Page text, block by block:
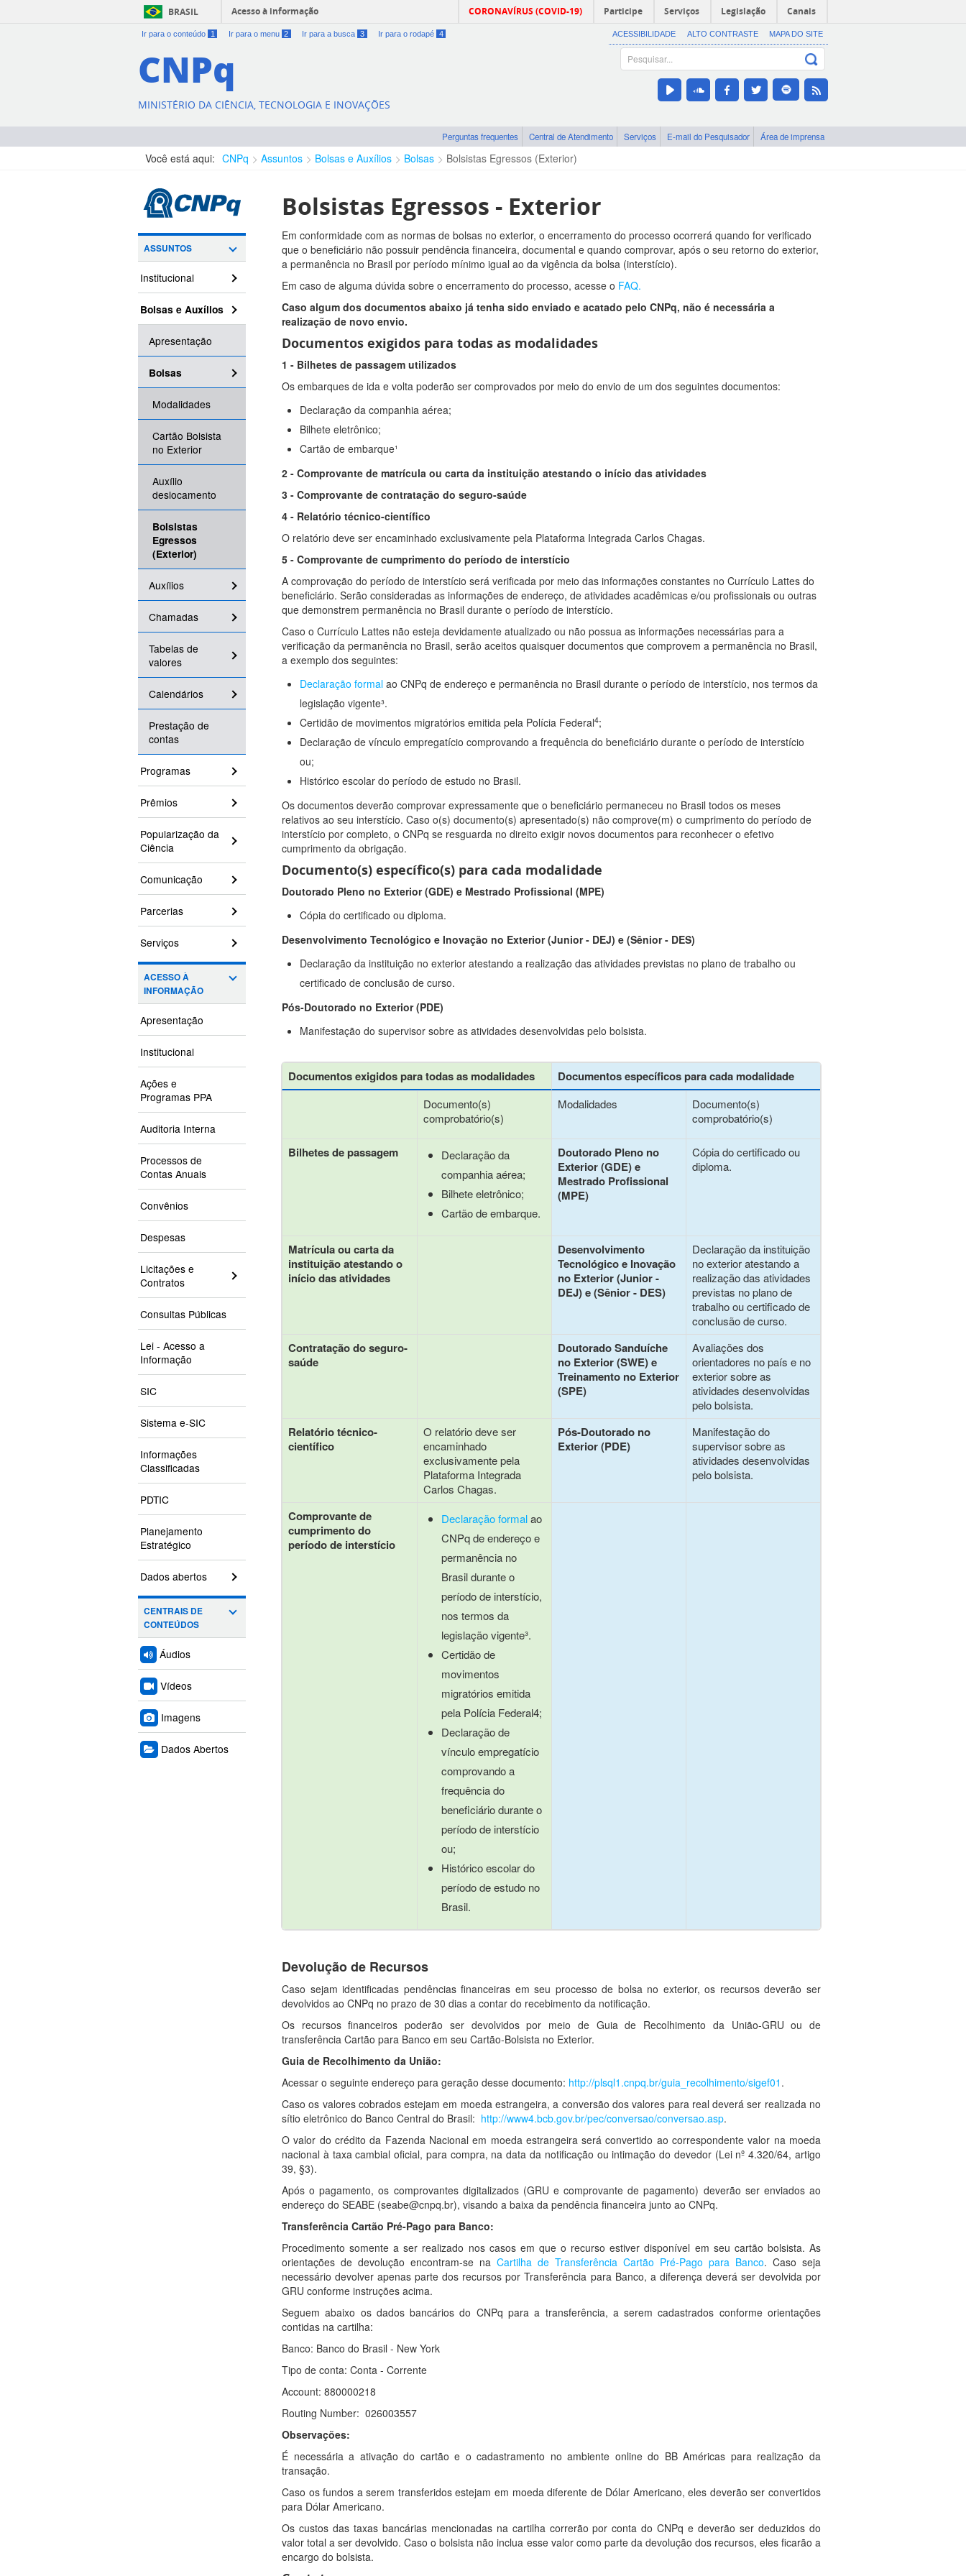
BRASIL Acesso à informação CORONAVÍRUS (COVID-19) Participe Serviços Legislação Canais
Ir para o conteúdo 1 Ir para o menu 2 Ir para a busca 3 Ir para o rodapé 4 ACESSIBILIDADE ALTO CONTRASTE MAPA DO SITE
CNPq
MINISTÉRIO DA CIÊNCIA, TECNOLOGIA E INOVAÇÕES
Perguntas frequentes Central de Atendimento Serviços E-mail do Pesquisador Área de imprensa
Você está aqui: CNPq Assuntos Bolsas e Auxílios Bolsas Bolsistas Egressos (Exterior)
ASSUNTOS
Institucional
Bolsas e Auxílios
Apresentação
Bolsas
Modalidades
Cartão Bolsista
no Exterior
Auxílio
deslocamento
Bolsistas
Egressos
(Exterior)
Auxílios
Chamadas
Tabelas de
valores
Calendários
Prestação de
contas
Programas
Prêmios
Popularização da
Ciência
Comunicação
Parcerias
Serviços
ACESSO À
INFORMAÇÃO
Apresentação
Institucional
Ações e
Programas PPA
Auditoria Interna
Processos de
Contas Anuais
Convênios
Despesas
Licitações e
Contratos
Consultas Públicas
Lei - Acesso a
Informação
SIC
Sistema e-SIC
Informações
Classificadas
PDTIC
Planejamento
Estratégico
Dados abertos
CENTRAIS DE
CONTEÚDOS
Áudios
Vídeos
Imagens
Dados Abertos
Bolsistas Egressos - Exterior
Em conformidade com as normas de bolsas no exterior, o encerramento do processo ocorrerá quando for verificado
que o beneficiário não possuir pendência financeira, documental e quando comprovar, após o seu retorno do exterior,
a permanência no Brasil por período mínimo igual ao da vigência da bolsa (interstício).
Em caso de alguma dúvida sobre o encerramento do processo, acesse o FAQ.
Caso algum dos documentos abaixo já tenha sido enviado e acatado pelo CNPq, não é necessária a
realização de novo envio.
Documentos exigidos para todas as modalidades
1 - Bilhetes de passagem utilizados
Os embarques de ida e volta poderão ser comprovados por meio do envio de um dos seguintes documentos:
Declaração da companhia aérea;
Bilhete eletrônico;
Cartão de embarque¹
2 - Comprovante de matrícula ou carta da instituição atestando o início das atividades
3 - Comprovante de contratação do seguro-saúde
4 - Relatório técnico-científico
O relatório deve ser encaminhado exclusivamente pela Plataforma Integrada Carlos Chagas.
5 - Comprovante de cumprimento do período de interstício
A comprovação do período de interstício será verificada por meio das informações constantes no Currículo Lattes do
beneficiário. Serão consideradas as informações de endereço, de atividades acadêmicas e/ou profissionais ou outras
que demonstrem permanência no Brasil durante o período de interstício.
Caso o Currículo Lattes não esteja devidamente atualizado ou não possua as informações necessárias para a
verificação da permanência no Brasil, serão aceitos quaisquer documentos que comprovem a permanência no Brasil,
a exemplo dos seguintes:
Declaração formal ao CNPq de endereço e permanência no Brasil durante o período de interstício, nos termos da
legislação vigente³.
Certidão de movimentos migratórios emitida pela Polícia Federal4;
Declaração de vínculo empregatício comprovando a frequência do beneficiário durante o período de interstício
ou;
Histórico escolar do período de estudo no Brasil.
Os documentos deverão comprovar expressamente que o beneficiário permaneceu no Brasil todos os meses
relativos ao seu interstício. Caso o(s) documento(s) apresentado(s) não comprove(m) o cumprimento do período de
interstício por completo, o CNPq se resguarda no direito exigir novos documentos para reconhecer o efetivo
cumprimento da obrigação.
Documento(s) específico(s) para cada modalidade
Doutorado Pleno no Exterior (GDE) e Mestrado Profissional (MPE)
Cópia do certificado ou diploma.
Desenvolvimento Tecnológico e Inovação no Exterior (Junior - DEJ) e (Sênior - DES)
Declaração da instituição no exterior atestando a realização das atividades previstas no plano de trabalho ou
certificado de conclusão de curso.
Pós-Doutorado no Exterior (PDE)
Manifestação do supervisor sobre as atividades desenvolvidas pelo bolsista.
Documentos exigidos para todas as modalidades Documentos específicos para cada modalidade
Documento(s)
comprobatório(s)
Modalidades
Documento(s)
comprobatório(s)
Bilhetes de passagem
Declaração da
companhia aérea;
Bilhete eletrônico;
Cartão de embarque.
Doutorado Pleno no
Exterior (GDE) e
Mestrado Profissional
(MPE)
Cópia do certificado ou
diploma.
Matrícula ou carta da
instituição atestando o
início das atividades
Desenvolvimento
Tecnológico e Inovação
no Exterior (Junior -
DEJ) e (Sênior - DES)
Declaração da instituição
no exterior atestando a
realização das atividades
previstas no plano de
trabalho ou certificado de
conclusão de curso.
Contratação do seguro-
saúde
Doutorado Sanduíche
no Exterior (SWE) e
Treinamento no Exterior
(SPE)
Avaliações dos
orientadores no país e no
exterior sobre as
atividades desenvolvidas
pelo bolsista.
Relatório técnico-
científico
O relatório deve ser
encaminhado
exclusivamente pela
Plataforma Integrada
Carlos Chagas.
Pós-Doutorado no
Exterior (PDE)
Manifestação do
supervisor sobre as
atividades desenvolvidas
pelo bolsista.
Comprovante de
cumprimento do
período de interstício
Declaração formalao
CNPq de endereço e
permanência no
Brasil durante o
período de interstício,
nos termos da
legislação vigente³.
Certidão de
movimentos
migratórios emitida
pela Polícia Federal4;
Declaração de
vínculo empregatício
comprovando a
frequência do
beneficiário durante o
período de interstício
ou;
Histórico escolar do
período de estudo no
Brasil.
Devolução de Recursos
Caso sejam identificadas pendências financeiras em seu processo de bolsa no exterior, os recursos deverão ser
devolvidos ao CNPq no prazo de 30 dias a contar do recebimento da notificação.
Os recursos financeiros poderão ser devolvidos por meio de Guia de Recolhimento da União-GRU ou de
transferência Cartão para Banco em seu Cartão-Bolsista no Exterior.
Guia de Recolhimento da União:
Acessar o seguinte endereço para geração desse documento: http://plsql1.cnpq.br/guia_recolhimento/sigef01 .
Caso os valores cobrados estejam em moeda estrangeira, a conversão dos valores para real deverá ser realizada no
sítio eletrônico do Banco Central do Brasil: http://www4.bcb.gov.br/pec/conversao/conversao.asp.
O valor do crédito da Fazenda Nacional em moeda estrangeira será convertido ao correspondente valor na moeda
nacional à taxa cambial oficial, para compra, na data da notificação ou intimação do devedor (Lei nº 4.320/64, artigo
39, §3).
Após o pagamento, os comprovantes digitalizados (GRU e comprovante de pagamento) deverão ser enviados ao
endereço do SEABE (seabe@cnpq.br), visando a baixa da pendência financeira junto ao CNPq.
Transferência Cartão Pré-Pago para Banco:
Procedimento somente a ser realizado nos casos em que o recurso estiver disponível em seu cartão bolsista. As
orientações de devolução encontram-se na Cartilha de Transferência Cartão Pré-Pago para Banco. Caso seja
necessário devolver apenas parte dos recursos por Transferência para Banco, a diferença deverá ser devolvida por
GRU conforme instruções acima.
Seguem abaixo os dados bancários do CNPq para a transferência, a serem cadastrados conforme orientações
contidas na cartilha:
Banco: Banco do Brasil - New York
Tipo de conta: Conta - Corrente
Account: 880000218
Routing Number: 026003557
Observações:
É necessária a ativação do cartão e o cadastramento no ambiente online do BB Américas para realização da
transação.
Caso os fundos a serem transferidos estejam em moeda diferente de Dólar Americano, eles deverão ser convertidos
para Dólar Americano.
Os custos das taxas bancárias mencionadas na cartilha correrão por conta do CNPq e deverão ser deduzidos do
valor total a ser devolvido. Caso o bolsista não inclua esse valor como parte da devolução dos recursos, eles ficarão a
encargo do bolsista.